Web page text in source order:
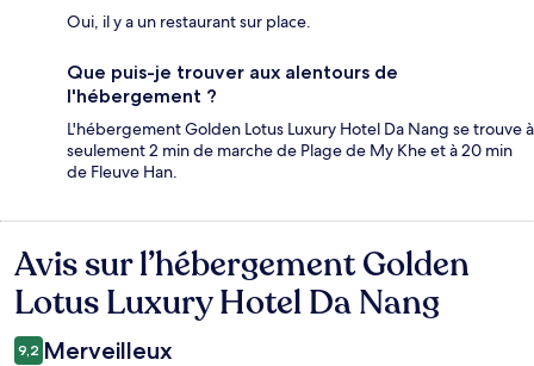
Oui, il y a un restaurant sur place.
Que puis-je trouver aux alentours de
l'hébergement ?
L'hébergement Golden Lotus Luxury Hotel Da Nang se trouve à
seulement 2 min de marche de Plage de My Khe et à 20 min
de Fleuve Han.
Avis
Avis sur l’hébergement Golden
Lotus Luxury Hotel Da Nang
9,2 Merveilleux